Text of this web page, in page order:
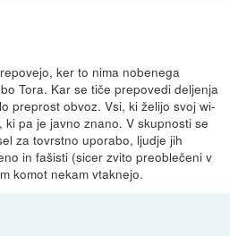
ker to nima nobenega
Tora. Kar se tiče prepovedi deljenja
preprost obvoz. Vsi, ki želijo svoj wi-
pa je javno znano. V skupnosti se
za tovrstno uporabo, ljudje jih
in fašisti (sicer zvito preoblečeni v
komot nekam vtaknejo.